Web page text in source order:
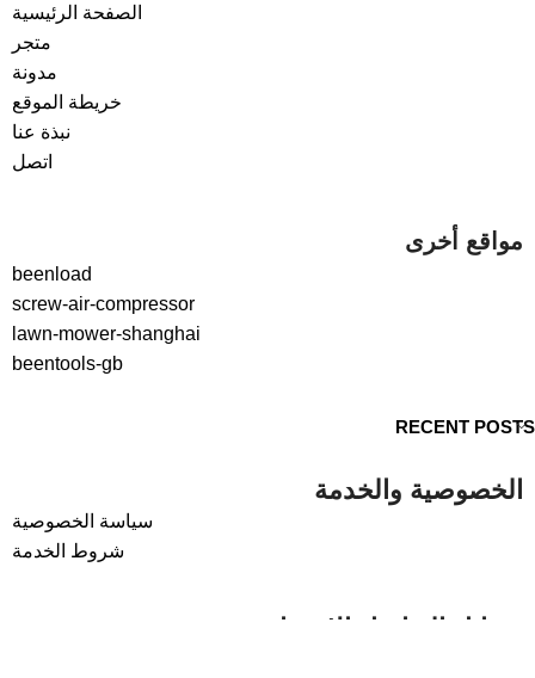
الصفحة الرئيسية
متجر
مدونة
خريطة الموقع
نبذة عنا
اتصل
مواقع أخرى
beenload
screw-air-compressor
lawn-mower-shanghai
beentools-gb
RECENT POSTS
الخصوصية والخدمة
سياسة الخصوصية
شروط الخدمة
وسائل التواصل الاجتماعي